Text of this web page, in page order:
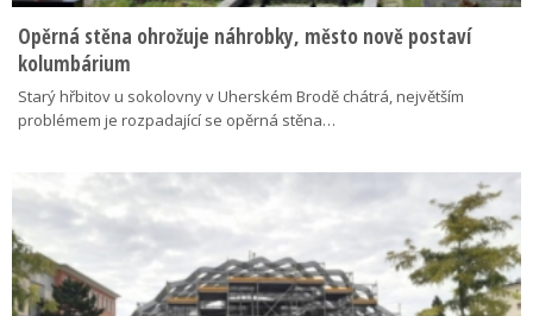
Opěrná stěna ohrožuje náhrobky, město nově postaví
kolumbárium
Starý hřbitov u sokolovny v Uherském Brodě chátrá, největším
problémem je rozpadající se opěrná stěna…